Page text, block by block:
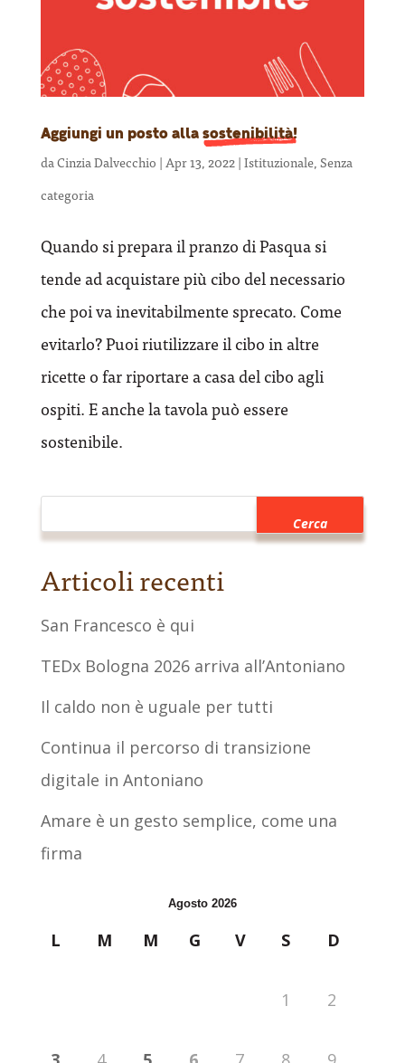
Aggiungi un posto alla sostenibilità!
daCinzia Dalvecchio |Apr 13, 2022|Istituzionale,Senza
categoria
Quando si prepara il pranzo di Pasqua si
tende ad acquistare più cibo del necessario
che poi va inevitabilmente sprecato. Come
evitarlo? Puoi riutilizzare il cibo in altre
ricette o far riportare a casa del cibo agli
ospiti. E anche la tavola può essere
sostenibile.
Articoli recenti
San Francesco è qui
TEDx Bologna 2026 arriva all’Antoniano
Il caldo non è uguale per tutti
Continua il percorso di transizione
digitale in Antoniano
Amare è un gesto semplice, come una
firma
Agosto 2026
L M M G V S D
1 2